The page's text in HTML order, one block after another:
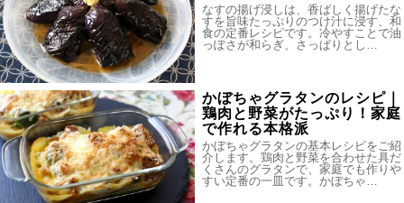
なすの揚げ浸しは、香ばしく揚げたな
すを旨味たっぷりのつけ汁に浸す、和
食の定番レシピです。冷やすことで油
っぽさが和らぎ、さっぱりとし…
かぼちゃグラタンのレシピ｜
鶏肉と野菜がたっぷり！家庭
で作れる本格派
かぼちゃグラタンの基本レシピをご紹
介します。鶏肉と野菜を合わせた具だ
くさんのグラタンで、家庭でも作りや
すい定番の一皿です。かぼちゃ…